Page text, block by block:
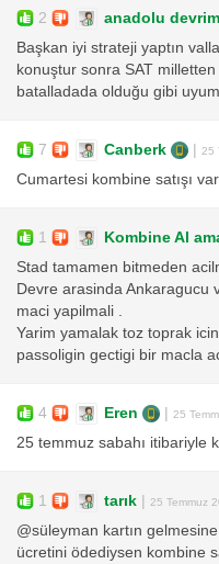
2 anadolu
Başkan iyi strateji yaptın
konuştur sonra SAT
batalladada olduğu gibi
7 Canberk 25
Cumartesi kombine satışı
1 Kombine Al
Stad tamamen bitmeden
Devre arasinda Ankaragucu
maci yapilmali .
Yarim yamalak toz toprak
passoligin gectigi bir macla
4 Eren 25
25 temmuz sabahı itibariyle
1 tarık 25 Temmuz
@süleyman kartın
ücretini ödediysen kombine